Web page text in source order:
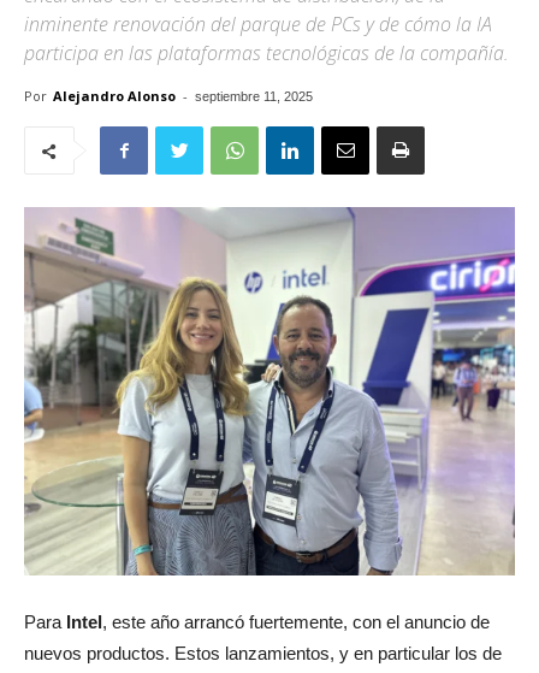
inminente renovación del parque de PCs y de cómo la IA
participa en las plataformas tecnológicas de la compañía.
Por Alejandro Alonso - septiembre 11, 2025
Para Intel, este año arrancó fuertemente, con el anuncio de
nuevos productos. Estos lanzamientos, y en particular los de